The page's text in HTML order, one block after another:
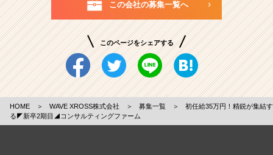
この会社の募集一覧へ
このページをシェアする
HOME ＞ WAVE XROSS株式会社 ＞ 募集一覧 ＞
初任給35万円！精鋭が集結す
る◤新卒2期目◢コンサルティングファーム